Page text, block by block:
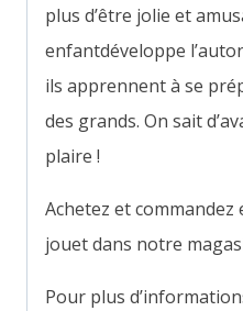
plus d’être jolie et
enfantdéveloppe
ils apprennent à se
des grands. On sait
plaire !
Achetez et commandez
jouet dans notre
Pour plus